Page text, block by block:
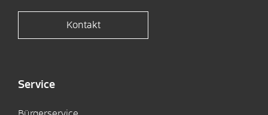
Kontakt
Service